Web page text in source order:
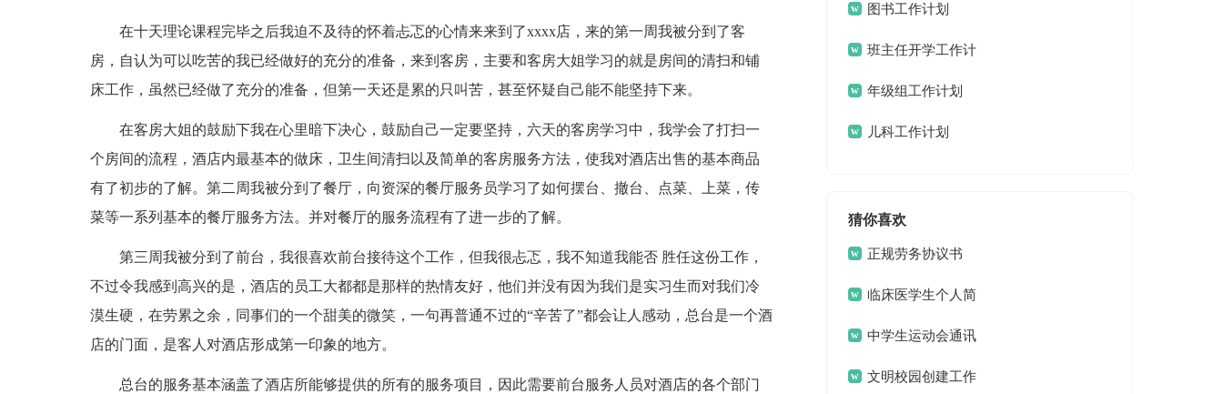
在十天理论课程完毕之后我迫不及待的怀着忐忑的心情来来到了xxxx店，来的第一周我被分到了客
房，自认为可以吃苦的我已经做好的充分的准备，来到客房，主要和客房大姐学习的就是房间的清扫和铺
床工作，虽然已经做了充分的准备，但第一天还是累的只叫苦，甚至怀疑自己能不能坚持下来。
在客房大姐的鼓励下我在心里暗下决心，鼓励自己一定要坚持，六天的客房学习中，我学会了打扫一
个房间的流程，酒店内最基本的做床，卫生间清扫以及简单的客房服务方法，使我对酒店出售的基本商品
有了初步的了解。第二周我被分到了餐厅，向资深的餐厅服务员学习了如何摆台、撤台、点菜、上菜，传
菜等一系列基本的餐厅服务方法。并对餐厅的服务流程有了进一步的了解。
第三周我被分到了前台，我很喜欢前台接待这个工作，但我很忐忑，我不知道我能否 胜任这份工作，
不过令我感到高兴的是，酒店的员工大都都是那样的热情友好，他们并没有因为我们是实习生而对我们冷
漠生硬，在劳累之余，同事们的一个甜美的微笑，一句再普通不过的“辛苦了”都会让人感动，总台是一个酒
店的门面，是客人对酒店形成第一印象的地方。
总台的服务基本涵盖了酒店所能够提供的所有的服务项目，因此需要前台服务人员对酒店的各个部门
图书工作计划
班主任开学工作计
划 年级组工作计划
儿科工作计划
猜你喜欢
正规劳务协议书
临床医学生个人简
历 中学生运动会通讯
稿15篇文明校园创建工作